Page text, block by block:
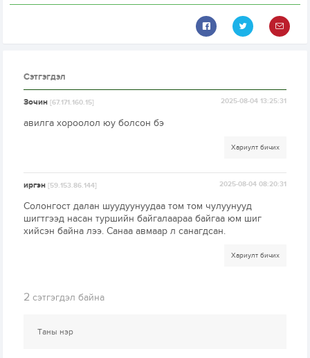
Сэтгэгдэл
Зочин[67.171.160.15] 2025-08-04 13:25:31
авилга хороолол юу болсон бэ
Хариулт бичих
иргэн[59.153.86.144] 2025-08-04 08:20:31
Солонгост далан шуудуунуудаа том том чулуунууд
шигтгээд насан туршийн байгалаараа байгаа юм шиг
хийсэн байна лээ. Санаа авмаар л санагдсан.
Хариулт бичих
2 сэтгэгдэл байна